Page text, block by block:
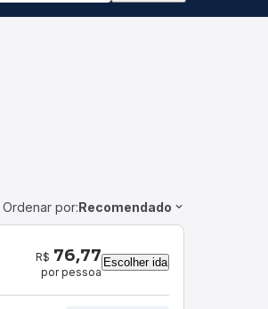
Ordenar por:Recomendado
R$ 76,77
por pessoa
Escolher ida